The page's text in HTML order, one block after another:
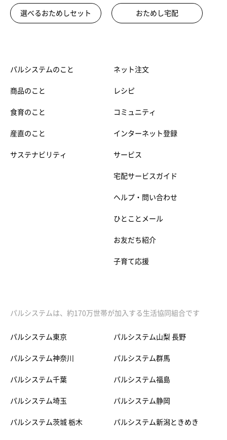
選べるおためしセット おためし宅配
パルシステムのこと
商品のこと
食育のこと
産直のこと
サステナビリティ
ネット注文
レシピ
コミュニティ
インターネット登録
サービス
宅配サービスガイド
ヘルプ・問い合わせ
ひとことメール
お友だち紹介
子育て応援
パルシステムは、約170万世帯が加入する生活協同組合です
パルシステム東京
パルシステム神奈川
パルシステム千葉
パルシステム埼玉
パルシステム茨城 栃木
パルシステム山梨 長野
パルシステム群馬
パルシステム福島
パルシステム静岡
パルシステム新潟ときめき